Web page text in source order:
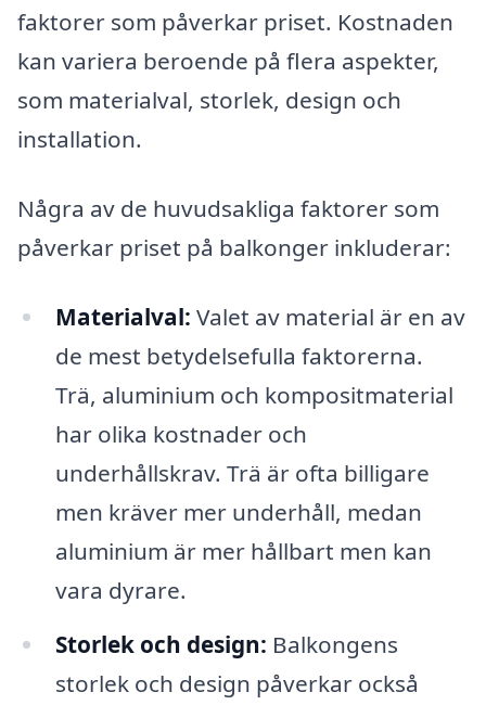
faktorer som påverkar priset. Kostnaden
kan variera beroende på flera aspekter,
som materialval, storlek, design och
installation.
Några av de huvudsakliga faktorer som
påverkar priset på balkonger inkluderar:
Materialval: Valet av material är en av
de mest betydelsefulla faktorerna.
Trä, aluminium och kompositmaterial
har olika kostnader och
underhållskrav. Trä är ofta billigare
men kräver mer underhåll, medan
aluminium är mer hållbart men kan
vara dyrare.
Storlek och design: Balkongens
storlek och design påverkar också